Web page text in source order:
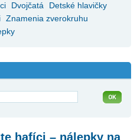
Dvojčatá
Detské hlavičky
Znamenia zverokruhu
hafíci – nálepky na